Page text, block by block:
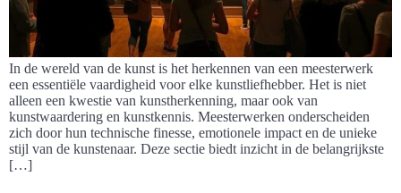
In de wereld van de kunst is het herkennen van een meesterwerk
een essentiële vaardigheid voor elke kunstliefhebber. Het is niet
alleen een kwestie van kunstherkenning, maar ook van
kunstwaardering en kunstkennis. Meesterwerken onderscheiden
zich door hun technische finesse, emotionele impact en de unieke
stijl van de kunstenaar. Deze sectie biedt inzicht in de belangrijkste
[…]